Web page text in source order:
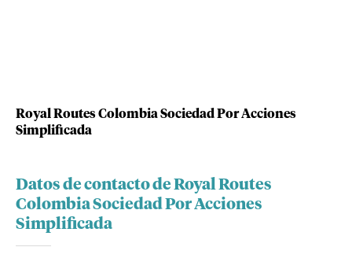
Royal Routes Colombia Sociedad Por Acciones
Simplificada
Datos de contacto de Royal Routes
Colombia Sociedad Por Acciones
Simplificada